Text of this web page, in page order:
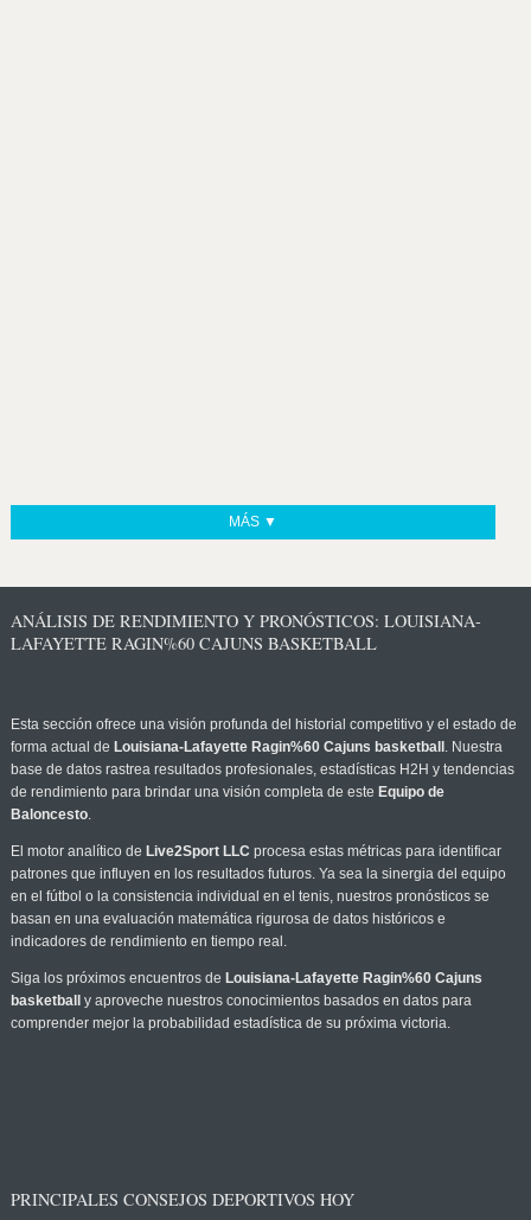
MÁS ▼
ANÁLISIS DE RENDIMIENTO Y PRONÓSTICOS: LOUISIANA-
LAFAYETTE RAGIN%60 CAJUNS BASKETBALL
Esta sección ofrece una visión profunda del historial competitivo y el estado de
forma actual de Louisiana-Lafayette Ragin%60 Cajuns basketball . Nuestra
base de datos rastrea resultados profesionales, estadísticas H2H y tendencias
de rendimiento para brindar una visión completa de este Equipo de
Baloncesto.
El motor analítico de Live2Sport LLC procesa estas métricas para identificar
patrones que influyen en los resultados futuros. Ya sea la sinergia del equipo
en el fútbol o la consistencia individual en el tenis, nuestros pronósticos se
basan en una evaluación matemática rigurosa de datos históricos e
indicadores de rendimiento en tiempo real.
Siga los próximos encuentros de Louisiana-Lafayette Ragin%60 Cajuns
basketball
y aproveche nuestros conocimientos basados en datos para
comprender mejor la probabilidad estadística de su próxima victoria.
PRINCIPALES CONSEJOS DEPORTIVOS HOY